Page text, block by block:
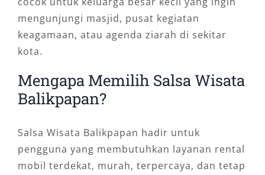
mengunjungi masjid, pusat kegiatan
keagamaan, atau agenda ziarah di sekitar
kota.
Mengapa Memilih Salsa Wisata
Balikpapan?
Salsa Wisata Balikpapan hadir untuk
pengguna yang membutuhkan layanan rental
mobil terdekat, murah, terpercaya, dan tetap